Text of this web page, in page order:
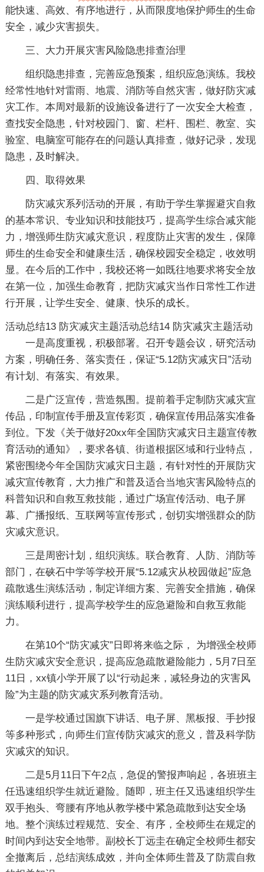
能快速、高效、有序地进行，从而限度地保护师生的生命
安全，减少灾害损失。
三、大力开展灾害风险隐患排查治理
组织隐患排查，完善应急预案，组织应急演练。我校
经常性地针对雷雨、地震、消防等自然灾害，做好防灾减
灾工作。本周对最新的设施设备进行了一次安全大检查，
查找安全隐患，针对校园门、窗、栏杆、围栏、教室、实
验室、电脑室可能存在的问题认真排查，做好记录，发现
隐患，及时解决。
四、取得效果
防灾减灾系列活动的开展，有助于学生掌握避灾自救
的基本常识、专业知识和技能技巧，提高学生综合减灾能
力，增强师生防灾减灾意识，程度防止灾害的发生，保障
师生的生命安全和健康生活，确保校园安全稳定，收效明
显。在今后的工作中，我校还将一如既往地要求将安全放
在第一位，加强生命教育，把防灾减灾当作日常性工作进
行开展，让学生安全、健康、快乐的成长。
活动总结13
一是高度重视，积极部署。召开专题会议，研究活动
方案，明确任务、落实责任，保证“5.12防灾减灾日”活动
有计划、有落实、有效果。
二是广泛宣传，营造氛围。提前着手定制防灾减灾宣
传品，印制宣传手册及宣传彩页，确保宣传用品落实准备
到位。下发《关于做好20xx年全国防灾减灾日主题宣传教
育活动的通知》，要求各镇、街道根据区域和行业特点，
紧密围绕今年全国防灾减灾日主题，有针对性的开展防灾
减灾宣传教育，大力推广和普及适合当地灾害风险特点的
科普知识和自救互救技能，通过广场宣传活动、电子屏
幕、广播报纸、互联网等宣传形式，创切实增强群众的防
灾减灾意识。
三是周密计划，组织演练。联合教育、人防、消防等
部门，在硖石中学等学校开展“5.12减灾从校园做起”应急
疏散逃生演练活动，制定详细方案、完善安全措施，确保
演练顺利进行，提高学校学生的应急避险和自救互救能
力。
防灾减灾主题活动总结14
在第10个“防灾减灾”日即将来临之际， 为增强全校师
生防灾减灾安全意识，提高应急疏散避险能力，5月7日至
11日，xx镇小学开展了以“行动起来，减轻身边的灾害风
险”为主题的防灾减灾系列教育活动。
一是学校通过国旗下讲话、电子屏、黑板报、手抄报
等多种形式，向师生们宣传防灾减灾的意义，普及科学防
灾减灾的知识。
二是5月11日下午2点，急促的警报声响起，各班班主
任迅速组织学生就近避险。随即，班主任又迅速组织学生
双手抱头、弯腰有序地从教学楼中紧急疏散到达安全场
地。整个演练过程规范、安全、有序，全校师生在规定的
时间内到达安全地带。副校长丁远圭在确定全校师生都安
全撤离后，总结演练成效，并向全体师生普及了防震自救
防灾减灾主题活动